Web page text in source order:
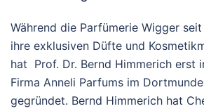
Während die Parfümerie Wigger
ihre exklusiven Düfte und
hat Prof. Dr. Bernd Himmerich erst
Firma Anneli Parfums im
gegründet. Bernd Himmerich hat